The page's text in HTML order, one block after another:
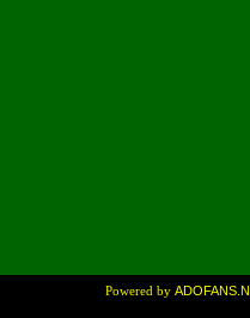
Powered by